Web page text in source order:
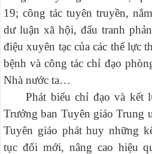
19; công tác tuyên truyền,
dư luận xã hội, đấu tranh
điệu xuyên tạc của các thế lực
bệnh và công tác chỉ đạo
Nhà nước ta…
Phát biểu chỉ đạo và kết
Trưởng ban Tuyên giáo Trung
Tuyên giáo phát huy những
tục đổi mới, nâng cao hiệu